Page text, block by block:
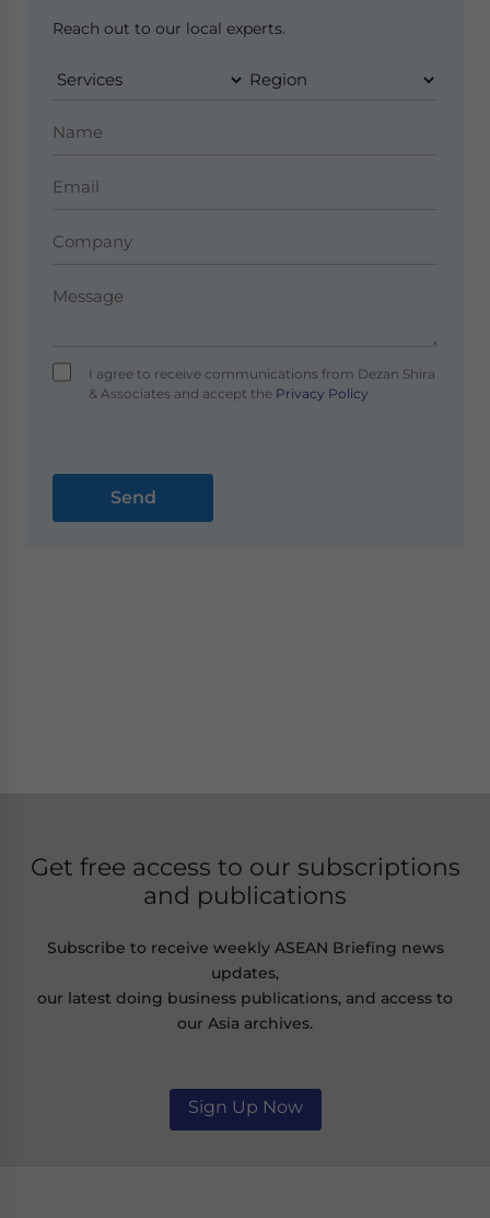
Reach out to our local experts.
I agree to receive communications from Dezan Shira
& Associates and accept thePrivacy Policy
Get free access to our subscriptions
and publications
Subscribe to receive weekly ASEAN Briefing news
updates,
our latest doing business publications, and access to
our Asia archives.
Sign Up Now